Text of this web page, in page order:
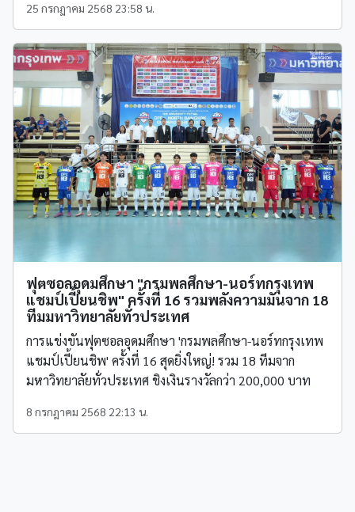
25 กรกฎาคม 2568 23:58 น.
ฟุตซอลอุดมศึกษา "กรมพลศึกษา-นอร์ทกรุงเทพ
แชมป์เปี้ยนชิพ" ครั้งที่ 16 รวมพลังความมันจาก 18
ทีมมหาวิทยาลัยทั่วประเทศ
การแข่งขันฟุตซอลอุดมศึกษา 'กรมพลศึกษา-นอร์ทกรุงเทพ
แชมป์เปี้ยนชิพ' ครั้งที่ 16 สุดยิ่งใหญ่! รวม 18 ทีมจาก
มหาวิทยาลัยทั่วประเทศ ชิงเงินรางวัลกว่า 200,000 บาท
8 กรกฎาคม 2568 22:13 น.